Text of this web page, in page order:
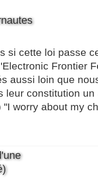
si cette loi passe
Frontier
aussi loin que
leur constitution
worry about my